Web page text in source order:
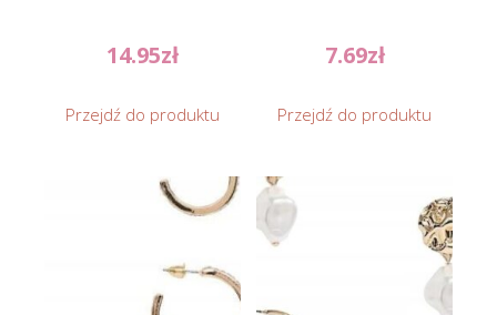
14.95zł
Przejdź do produktu
7.69zł
Przejdź do produktu